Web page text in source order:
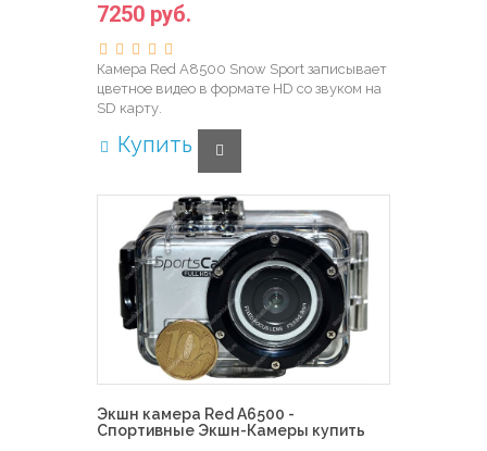
7250 руб.
Камера Red A8500 Snow Sport записывает
цветное видео в формате HD со звуком на
SD карту.
Купить
Экшн камера Red A6500 -
Спортивные Экшн-Камеры купить